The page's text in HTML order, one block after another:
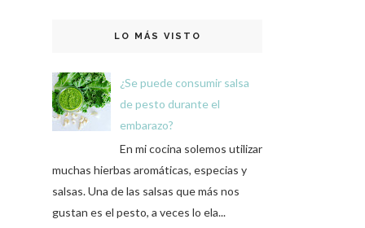
LO MÁS VISTO
¿Se puede consumir salsa
de pesto durante el
embarazo?
En mi cocina solemos utilizar
muchas hierbas aromáticas, especias y
salsas. Una de las salsas que más nos
gustan es el pesto, a veces lo ela...